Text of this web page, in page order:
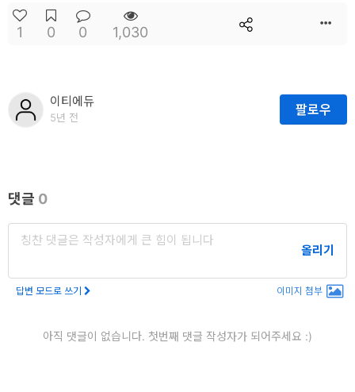
1 0 0 1,030
이티에듀
5년 전 팔로우
댓글 0
올리기
답변 모드로 쓰기 이미지 첨부
아직 댓글이 없습니다. 첫번째 댓글 작성자가 되어주세요 :)